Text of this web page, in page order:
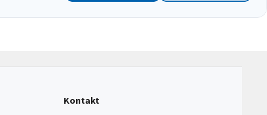
Kontakt